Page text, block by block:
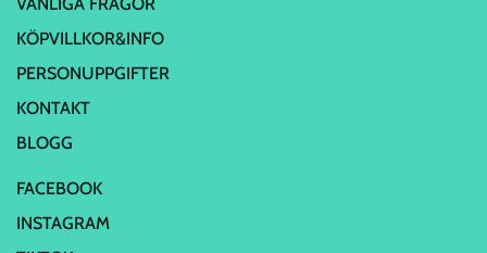
KÖPVILLKOR&INFO
PERSONUPPGIFTER
KONTAKT
BLOGG
FACEBOOK
INSTAGRAM